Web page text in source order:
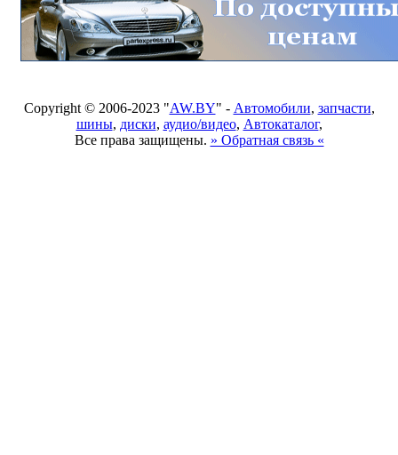
Copyright © 2006-2023 "AW.BY" - Автомобили, запчасти,
шины, диски, аудио/видео, Автокаталог,
Все права защищены. » Обратная связь «